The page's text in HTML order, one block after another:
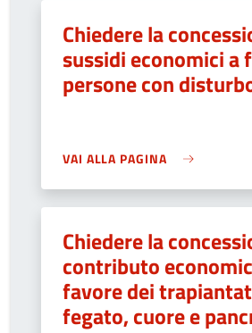
Chiedere la
sussidi economici a
persone con
VAI ALLA PAGINA
Chiedere la
contributo
favore dei
fegato, cuore e